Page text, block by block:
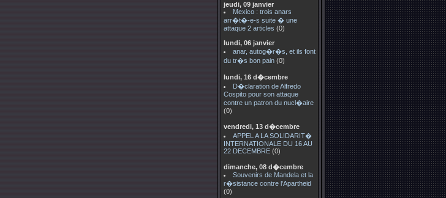
jeudi, 09 janvier
Mexico : trois anars
arr�t�-e-s suite � une
attaque 2 articles (0)
lundi, 06 janvier
anar, autog�r�s, et ils font
du tr�s bon pain (0)
lundi, 16 d�cembre
D�claration de Alfredo
Cospito pour son attaque
contre un patron du nucl�aire
(0)
vendredi, 13 d�cembre
APPEL A LA SOLIDARIT�
INTERNATIONALE DU 16 AU
22 DECEMBRE (0)
dimanche, 08 d�cembre
Souvenirs de Mandela et la
r�sistance contre l'Apartheid
(0)